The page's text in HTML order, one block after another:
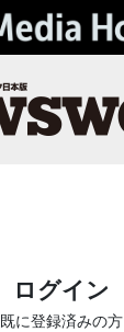
ログイン
既に登録済みの方